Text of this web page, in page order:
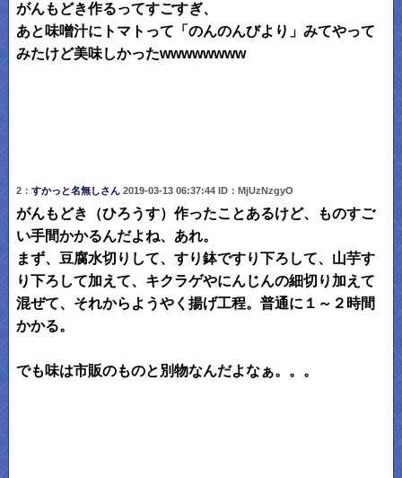
がんもどき作るってすごすぎ、
あと味噌汁にトマトって「のんのんびより」みてやって
みたけど美味しかったwwwwwwww
2： すかっと名無しさん 2019-03-13 06:37:44 ID：MjUzNzgyO
がんもどき（ひろうす）作ったことあるけど、ものすご
い手間かかるんだよね、あれ。
まず、豆腐水切りして、すり鉢ですり下ろして、山芋す
り下ろして加えて、キクラゲやにんじんの細切り加えて
混ぜて、それからようやく揚げ工程。普通に１～２時間
かかる。
でも味は市販のものと別物なんだよなぁ。。。